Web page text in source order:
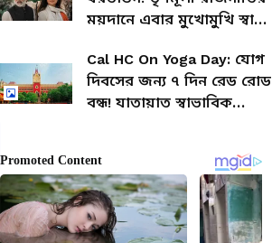
ময়দানে এবার মুখোমুখি স্বামী
Cal HC On Yoga Day: যোগ
দিবসের জন্য ৭ দিন রেড রোড
বন্ধ! যাতায়াত স্বাভাবিক